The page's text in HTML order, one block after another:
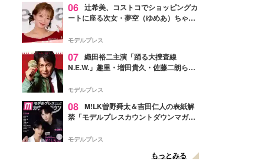
06 辻希美、コストコでショッピングカ
ートに座る次女・夢空（ゆめあ）ちゃん
ぎ」「成長を感じる」の声
モデルプレス
07 織田裕二主演「踊る大捜査線
N.E.W.」趣里・増田貴久・佐藤二朗ら新
徴する“謎のキーワード”も
モデルプレス
08 M!LK曽野舜太＆吉田仁人の表紙解
禁「モデルプレスカウントダウンマガジ
モデルプレス
もっとみる